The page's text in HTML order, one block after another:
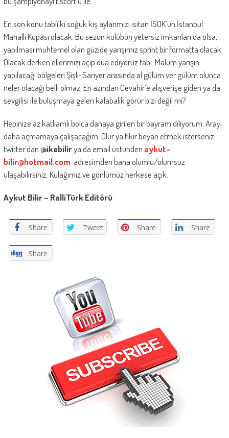
En son konu tabiî ki soğuk kış aylarımızı ısıtan İSOK’un İstanbul
Mahalli Kupası olacak. Bu sezon kulübün yetersiz imkanları da olsa,
yapılması muhtemel olan güzide yarışımız sprint bir formatta olacak.
Olacak derken ellerimizi açıp dua ediyoruz tabi. Malum yarışın
yapılacağı bölgeleri Şişli-Sarıyer arasında al gülüm ver gülüm olunca
neler olacağı belli olmaz. En azından Cevahir’e alışverişe giden ya da
sevgilisi ile buluşmaya gelen kalabalık görür bizi değil mi?
Hepinize az katliamlı bolca danaya girilen bir bayram diliyorum. Arayı
daha açmamaya çalışacağım. Olur ya fikir beyan etmek isterseniz
twitter’dan@ikebilirya da email üstünden aykut-
bilir@hotmail.comadresimden bana olumlu/olumsuz
ulaşabilirsiniz. Kulağımız ve gönlümüz herkese açık.
Aykut Bilir – RalliTürk Editörü
Share Tweet Share Share
Share